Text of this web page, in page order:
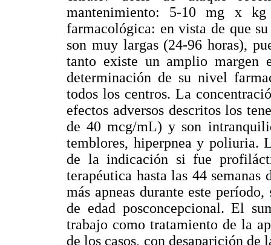
mantenimiento: 5-10 mg x
farmacológica: en vista de que
son muy largas (24-96 horas),
tanto existe un amplio
determinación de su nivel
todos los centros. La
efectos adversos descritos los
de 40 mcg/mL) y son
temblores, hiperpnea y poliuria.
de la indicación si fue
terapéutica hasta las 44
más apneas durante este
de edad posconcepcional. El
trabajo como tratamiento de la
de los casos, con desaparición de